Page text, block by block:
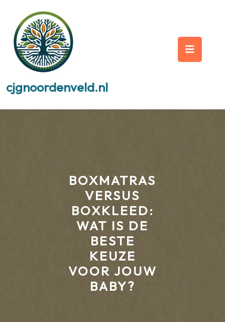
content
cjgnoordenveld.nl
BOXMATRAS
VERSUS
BOXKLEED:
WAT IS DE
BESTE
KEUZE
VOOR JOUW
BABY?